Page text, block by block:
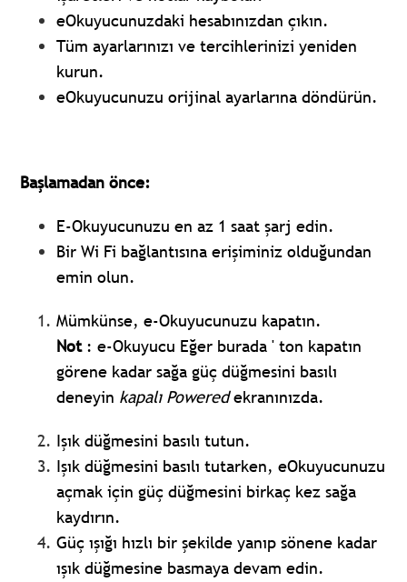
eOkuyucunuzdaki hesabınızdan çıkın.
Tüm ayarlarınızı ve tercihlerinizi yeniden
kurun.
eOkuyucunuzu orijinal ayarlarına döndürün.
Başlamadan önce:
E-Okuyucunuzu en az 1 saat şarj edin.
Bir Wi Fi bağlantısına erişiminiz olduğundan
emin olun.
Mümkünse, e-Okuyucunuzu kapatın.
Not : e-Okuyucu Eğer burada ' ton kapatın
görene kadar sağa güç düğmesini basılı
deneyin kapalı Poweredekranınızda.
Işık düğmesini basılı tutun.
Işık düğmesini basılı tutarken, eOkuyucunuzu
açmak için güç düğmesini birkaç kez sağa
kaydırın.
Güç ışığı hızlı bir şekilde yanıp sönene kadar
ışık düğmesine basmaya devam edin.